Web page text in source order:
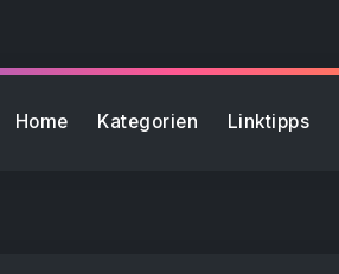
Home Kategorien Linktipps